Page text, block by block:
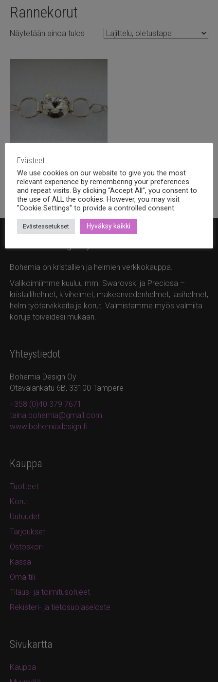
Rannekorut
Näytetään ainoa tulos
Swarovski 14mm rivoli
rannekoru Kirkas, rodinoitu
15,90€ sis alv.
Bohemia on kristallien ja helmien verkkokauppa.
Valikoimiimme kuuluu mm. Swarovski ja Preciosa –
kristallihelmet, kivihelmet, makeanvedenhelmet, lasihelmet,
helmityötarvikkeita ja korut. Valmistamme myös valmiita
koruja toiveidesi mukaan.
Yhteystiedot
Bohemia Design Oy
Otavalankatu 6B, 33100 Tampere
+358 (0)40 379 7671
taina.bohemia@gmail.com
www.bohemiadesign.fi
Kauppa
Tuotteet
Korut
Uutuudet
Tarjoukset
Ostoskori
Kassa
Oma tili
Tilaus- ja toimitusohjeet
Rekisteri- ja tietosuojaseloste
Sivukartta
Kauppa
Evästeet
We use cookies on our website to give you the most
relevant experience by remembering your preferences
and repeat visits. By clicking “Accept All”, you consent to
the use of ALL the cookies. However, you may visit
"Cookie Settings" to provide a controlled consent.
Evästeasetukset Hyväksy kaikki